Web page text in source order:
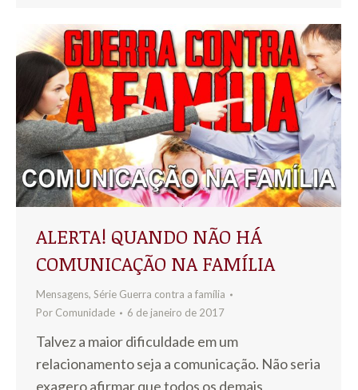
ALERTA! QUANDO NÃO HÁ
COMUNICAÇÃO NA FAMÍLIA
Mensagens, Série Guerra contra a família
Por Comunidade 6 de janeiro de 2017
Talvez a maior dificuldade em um
relacionamento seja a comunicação. Não seria
exagero afirmar que todos os demais